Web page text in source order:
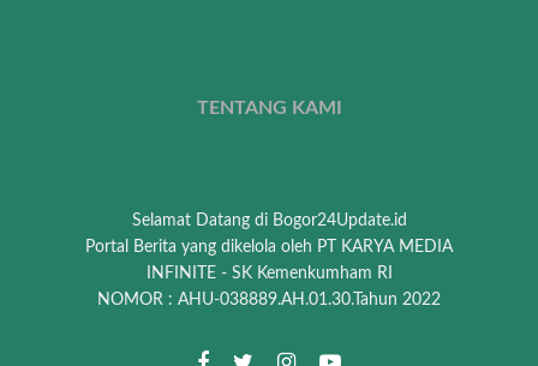
TENTANG KAMI
Selamat Datang di Bogor24Update.id
Portal Berita yang dikelola oleh PT KARYA MEDIA
INFINITE - SK Kemenkumham RI
NOMOR : AHU-038889.AH.01.30.Tahun 2022